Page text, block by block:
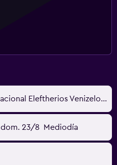
Atenas, Grecia - Internacional Eleftherios Venizelos (ATH)
dom. 23/8 Mediodía